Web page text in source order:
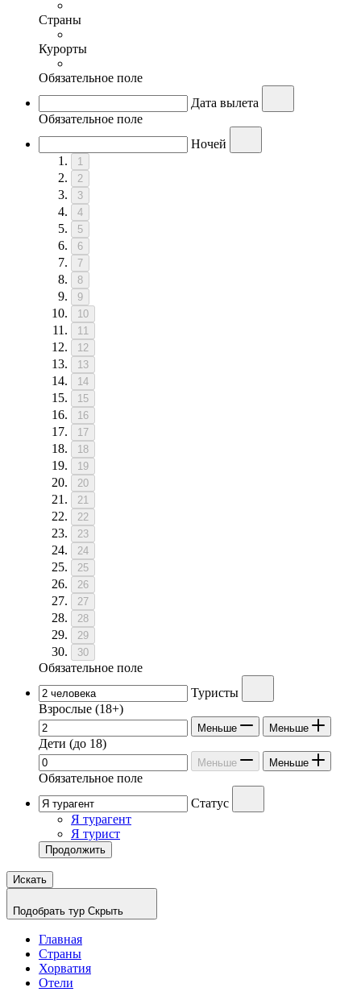
Страны
Курорты
Обязательное поле
Дата вылета
Обязательное поле
Ночей
1
2
3
4
5
6
7
8
9
10
11
12
13
14
15
16
17
18
19
20
21
22
23
24
25
26
27
28
29
30
Обязательное поле
Туристы
Взрослые (18+)
Меньше Меньше
Дети (до 18)
Меньше Меньше
Обязательное поле
Статус
Я турагент
Я турист
Продолжить
Искать
Подобрать тур Скрыть
Главная
Страны
Хорватия
Отели